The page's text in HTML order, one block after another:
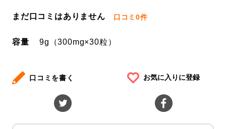
まだ口コミはありません 口コミ0件
容量 9g（300mg×30粒）
口コミを書く お気に入りに登録